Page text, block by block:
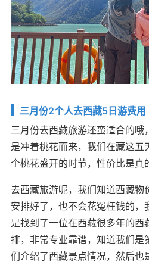
三月份2个人去西藏5日游费用
三月份去西藏旅游还蛮适合的
是冲着桃花而来，我们在藏这
个桃花盛开的时节，性价比是真
去西藏旅游呢，我们知道西藏物
安排好了，也不会花冤枉钱的，
是找到了一位在西藏很多年的西
排，非常专业靠谱，知道我们是
们介绍了西藏景点情况，然后也